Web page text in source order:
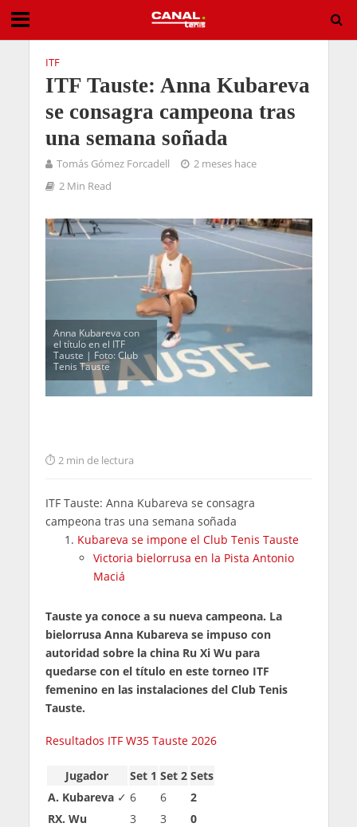
ITF
ITF Tauste: Anna Kubareva
se consagra campeona tras
una semana soñada
Tomás Gómez Forcadell
2 meses hace
2 Min Read
Anna Kubareva con
el título en el ITF
Tauste | Foto: Club
Tenis Tauste
2 min de lectura
ITF Tauste: Anna Kubareva se consagra
campeona tras una semana soñada
Kubareva se impone el Club Tenis Tauste
Victoria bielorrusa en la Pista Antonio
Maciá
Tauste ya conoce a su nueva campeona. La
bielorrusa Anna Kubareva se impuso con
autoridad sobre la china Ru Xi Wu para
quedarse con el título en este torneo ITF
femenino en las instalaciones del Club Tenis
Tauste.
Resultados ITF W35 Tauste 2026
Jugador Set 1 Set 2 Sets
A. Kubareva✓ 6 6
2
RX. Wu
3 3 0